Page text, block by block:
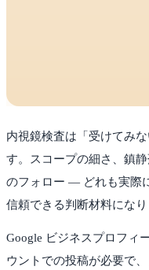
内視鏡検査は「受けてみ
す。スコープの細さ、鎮
のフォロー — どれも実際
信頼できる判断材料になり
Google ビジネスプロフィ
ウントでの投稿が必要で